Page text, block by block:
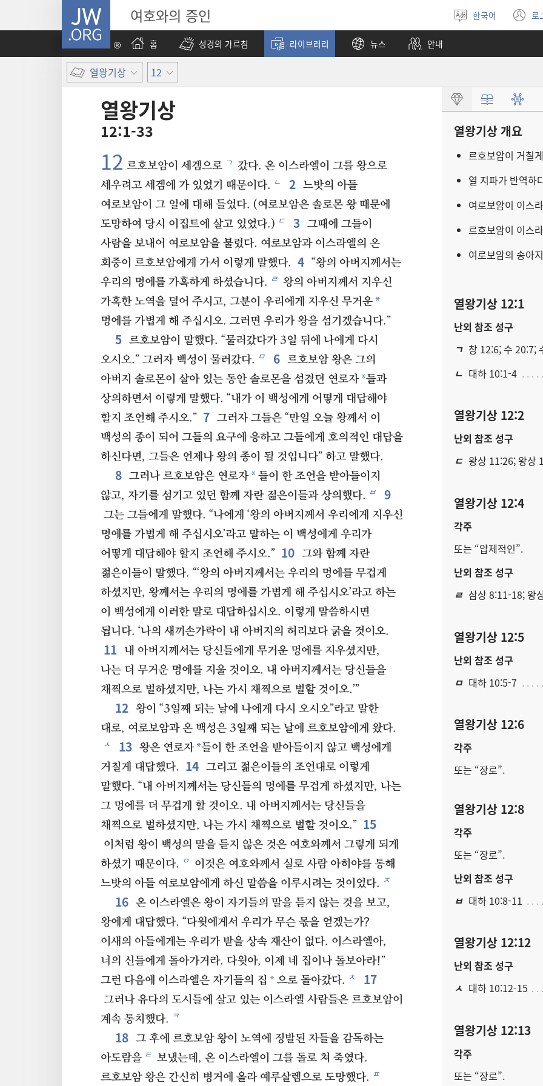
JW.ORG 여호와의 증인
언어
선택
한국어 로
(
창
홈 성경의 가르침 라이브러리 뉴스 안내
열왕기상 12
열왕기상
12:1-33
12 르호보암이 세겜으로 ㄱ 갔다. 온 이스라엘이 그를 왕으로
세우려고 세겜에 가 있었기 때문이다. ㄴ 2 느밧의 아들
여로보암이 그 일에 대해 들었다. (여로보암은 솔로몬 왕 때문에
도망하여 당시 이집트에 살고 있었다.) ㄷ 3 그때에 그들이
사람을 보내어 여로보암을 불렀다. 여로보암과 이스라엘의 온
회중이 르호보암에게 가서 이렇게 말했다. 4 “왕의 아버지께서는
우리의 멍에를 가혹하게 하셨습니다. ㄹ 왕의 아버지께서 지우신
가혹한 노역을 덜어 주시고, 그분이 우리에게 지우신 무거운*
멍에를 가볍게 해 주십시오. 그러면 우리가 왕을 섬기겠습니다.”
5 르호보암이 말했다. “물러갔다가 3일 뒤에 나에게 다시
오시오.” 그러자 백성이 물러갔다. ㅁ 6 르호보암 왕은 그의
아버지 솔로몬이 살아 있는 동안 솔로몬을 섬겼던 연로자*들과
상의하면서 이렇게 말했다. “내가 이 백성에게 어떻게 대답해야
할지 조언해 주시오.” 7 그러자 그들은 “만일 오늘 왕께서 이
백성의 종이 되어 그들의 요구에 응하고 그들에게 호의적인 대답을
하신다면, 그들은 언제나 왕의 종이 될 것입니다” 하고 말했다.
8 그러나 르호보암은 연로자*들이 한 조언을 받아들이지
않고, 자기를 섬기고 있던 함께 자란 젊은이들과 상의했다. ㅂ 9
그는 그들에게 말했다. “나에게 ‘왕의 아버지께서 우리에게 지우신
멍에를 가볍게 해 주십시오’라고 말하는 이 백성에게 우리가
어떻게 대답해야 할지 조언해 주시오.” 10 그와 함께 자란
젊은이들이 말했다. “‘왕의 아버지께서는 우리의 멍에를 무겁게
하셨지만, 왕께서는 우리의 멍에를 가볍게 해 주십시오’라고 하는
이 백성에게 이러한 말로 대답하십시오. 이렇게 말씀하시면
됩니다. ‘나의 새끼손가락이 내 아버지의 허리보다 굵을 것이오.
11
내 아버지께서는 당신들에게 무거운 멍에를 지우셨지만,
나는 더 무거운 멍에를 지울 것이오. 내 아버지께서는 당신들을
채찍으로 벌하셨지만, 나는 가시 채찍으로 벌할 것이오.’”
12 왕이 “3일째 되는 날에 나에게 다시 오시오”라고 말한
대로, 여로보암과 온 백성은 3일째 되는 날에 르호보암에게 왔다.
ㅅ 13 왕은 연로자 *들이 한 조언을 받아들이지 않고 백성에게
거칠게 대답했다.
14 그리고 젊은이들의 조언대로 이렇게
말했다. “내 아버지께서는 당신들의 멍에를 무겁게 하셨지만, 나는
그 멍에를 더 무겁게 할 것이오. 내 아버지께서는 당신들을
채찍으로 벌하셨지만, 나는 가시 채찍으로 벌할 것이오.” 15
이처럼 왕이 백성의 말을 듣지 않은 것은 여호와께서 그렇게 되게
하셨기 때문이다. ㅇ 이것은 여호와께서 실로 사람 아히야를 통해
느밧의 아들 여로보암에게 하신 말씀을 이루시려는 것이었다. ㅈ
16 온 이스라엘은 왕이 자기들의 말을 듣지 않는 것을 보고,
왕에게 대답했다. “다윗에게서 우리가 무슨 몫을 얻겠는가?
이새의 아들에게는 우리가 받을 상속 재산이 없다. 이스라엘아,
너의 신들에게 돌아가거라. 다윗아, 이제 네 집이나 돌보아라!”
그런 다음에 이스라엘은 자기들의 집 *으로 돌아갔다. ㅊ 17
그러나 유다의 도시들에 살고 있는 이스라엘 사람들은 르호보암이
계속 통치했다. ㅋ
18 그 후에 르호보암 왕이 노역에 징발된 자들을 감독하는
아도람을 ㅌ 보냈는데, 온 이스라엘이 그를 돌로 쳐 죽였다.
르호보암 왕은 간신히 병거에 올라 예루살렘으로 도망했다. ㅍ
열왕기상 개요
르호보암이 거칠
열 지파가 반역하
여로보암이 이스
르호보암이 이스
여로보암의 송아
열왕기상 12:1
난외 참조 성구
ㄱ 창 12:6; 수 20:7;
ㄴ 대하 10:1-4
열왕기상 12:2
난외 참조 성구
ㄷ 왕상 11:26; 왕상
열왕기상 12:4
각주
또는 “압제적인”.
난외 참조 성구
ㄹ 삼상 8:11-18; 왕
열왕기상 12:5
난외 참조 성구
ㅁ 대하 10:5-7
열왕기상 12:6
각주
또는 “장로”.
열왕기상 12:8
각주
또는 “장로”.
난외 참조 성구
ㅂ 대하 10:8-11
열왕기상 12:12
난외 참조 성구
ㅅ 대하 10:12-15
열왕기상 12:13
각주
또는 “장로”.